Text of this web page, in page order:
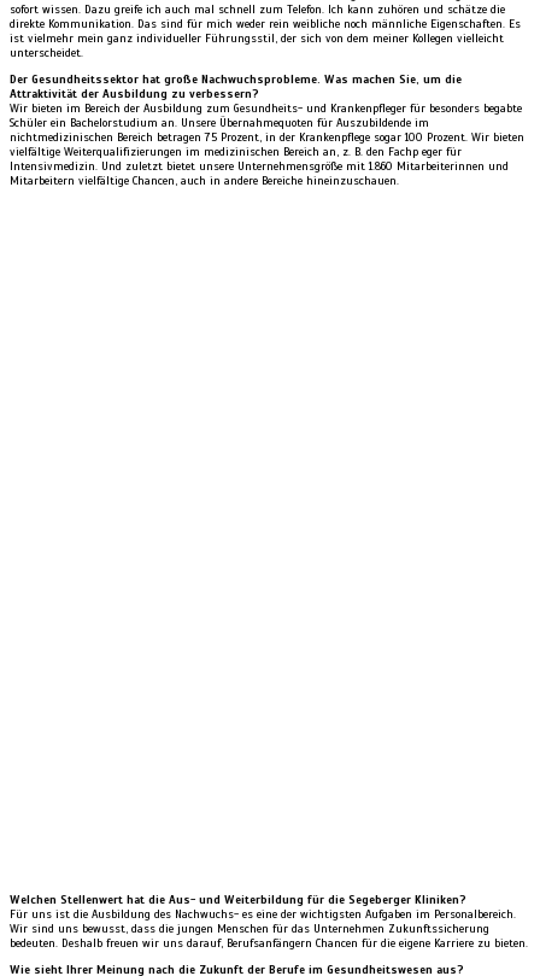
sofort wissen. Dazu greife ich auch mal schnell zum Telefon. Ich kann zuhören und schätze die
direkte Kommunikation. Das sind für mich weder rein weibliche noch männliche Eigenschaften. Es
ist vielmehr mein ganz individueller Führungsstil, der sich von dem meiner Kollegen vielleicht
unterscheidet.
Der Gesundheitssektor hat große Nachwuchsprobleme. Was machen Sie, um die
Attraktivität der Ausbildung zu verbessern?
Wir bieten im Bereich der Ausbildung zum Gesundheits- und Krankenpfleger für besonders begabte
Schüler ein Bachelorstudium an. Unsere Übernahmequoten für Auszubildende im
nichtmedizinischen Bereich betragen 75 Prozent, in der Krankenpflege sogar 100 Prozent. Wir bieten
vielfältige Weiterqualifizierungen im medizinischen Bereich an, z. B. den Fachp eger für
Intensivmedizin. Und zuletzt bietet unsere Unternehmensgröße mit 1.860 Mitarbeiterinnen und
Mitarbeitern vielfältige Chancen, auch in andere Bereiche hineinzuschauen.
Welchen Stellenwert hat die Aus- und Weiterbildung für die Segeberger Kliniken?
Für uns ist die Ausbildung des Nachwuchs- es eine der wichtigsten Aufgaben im Personalbereich.
Wir sind uns bewusst, dass die jungen Menschen für das Unternehmen Zukunftssicherung
bedeuten. Deshalb freuen wir uns darauf, Berufsanfängern Chancen für die eigene Karriere zu bieten.
Wie sieht Ihrer Meinung nach die Zukunft der Berufe im Gesundheitswesen aus?